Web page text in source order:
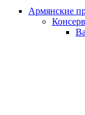
Армянские